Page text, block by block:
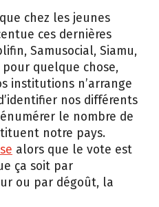
chez les jeunes
ces dernières
Samusocial, Siamu,
quelque chose,
institutions n’arrange
nos différents
le nombre de
notre pays.
alors que le vote est
ça soit par
ou par dégoût, la